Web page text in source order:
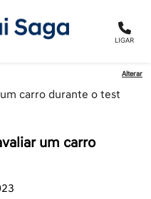
LIGAR
Alterar
um carro